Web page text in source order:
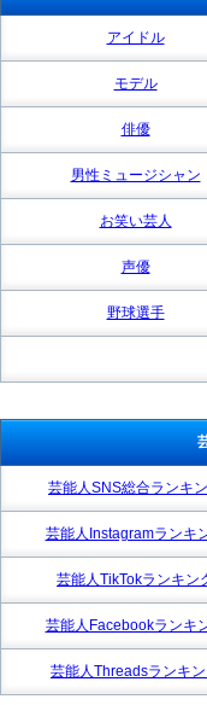
アイドル
モデル
俳優
男性ミュージシャン
お笑い芸人
声優
野球選手
芸能人SNS総合ランキ
芸能人Instagramランキ
芸能人TikTokランキン
芸能人Facebookランキ
芸能人Threadsランキ